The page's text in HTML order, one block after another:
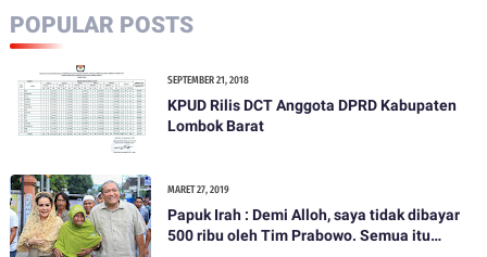
POPULAR POSTS
SEPTEMBER 21, 2018
KPUD Rilis DCT Anggota DPRD Kabupaten
Lombok Barat
MARET 27, 2019
Papuk Irah : Demi Alloh, saya tidak dibayar
500 ribu oleh Tim Prabowo. Semua itu